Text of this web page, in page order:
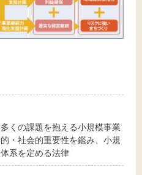
くの課題を抱える小規模事業
・社会的重要性を鑑み、小規
系を定める法律